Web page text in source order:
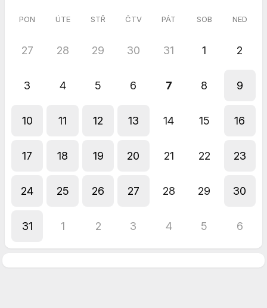
PON ÚTE STŘ ČTV PÁT SOB NED
27 28 29 30 31 1 2
3 4 5 6 7 8 9
10 11 12 13 14 15 16
17 18 19 20 21 22 23
24 25 26 27 28 29 30
31 1 2 3 4 5 6